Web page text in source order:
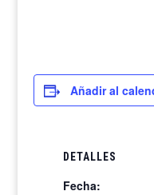
Añadir al
DETALLES
Fecha: